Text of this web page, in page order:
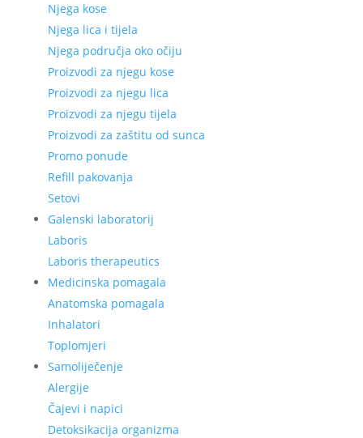
Njega kose
Njega lica i tijela
Njega područja oko očiju
Proizvodi za njegu kose
Proizvodi za njegu lica
Proizvodi za njegu tijela
Proizvodi za zaštitu od sunca
Promo ponude
Refill pakovanja
Setovi
Galenski laboratorij
Laboris
Laboris therapeutics
Medicinska pomagala
Anatomska pomagala
Inhalatori
Toplomjeri
Samoliječenje
Alergije
Čajevi i napici
Detoksikacija organizma